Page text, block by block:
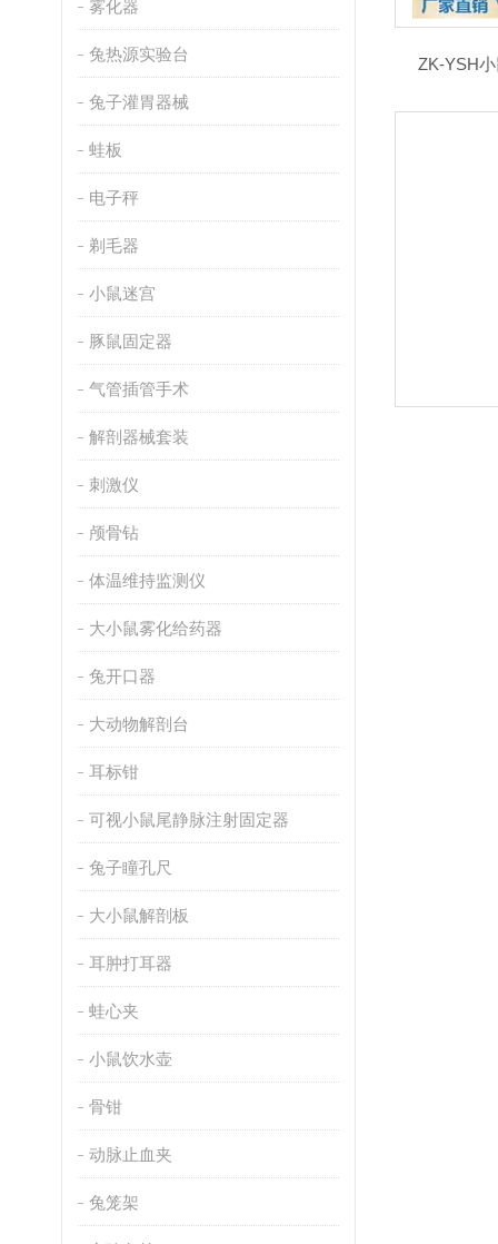
雾化器
兔热源实验台
兔子灌胃器械
蛙板
电子秤
剃毛器
小鼠迷宫
豚鼠固定器
气管插管手术
解剖器械套装
刺激仪
颅骨钻
体温维持监测仪
大小鼠雾化给药器
兔开口器
大动物解剖台
耳标钳
可视小鼠尾静脉注射固定器
兔子瞳孔尺
大小鼠解剖板
耳肿打耳器
蛙心夹
小鼠饮水壶
骨钳
动脉止血夹
兔笼架
ZK-YSH